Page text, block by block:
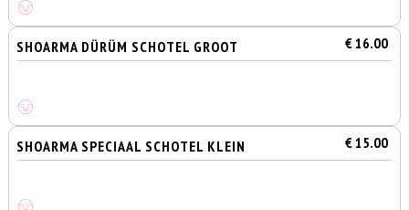
SHOARMA DÜRÜM SCHOTEL GROOT € 16.00
SHOARMA SPECIAAL SCHOTEL KLEIN € 15.00